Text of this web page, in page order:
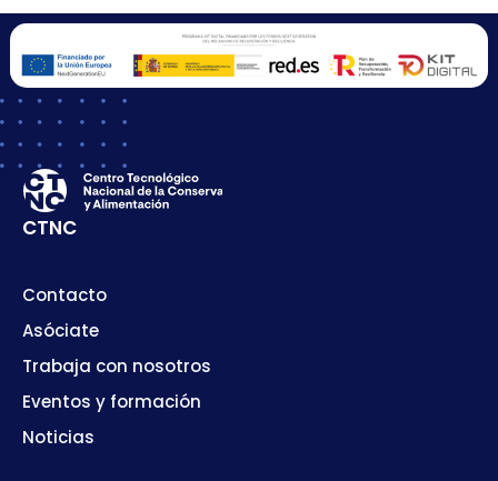
CTNC
Contacto
Asóciate
Trabaja con nosotros
Eventos y formación
Noticias